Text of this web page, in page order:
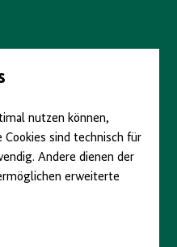
nutzen können,
Cookies sind technisch für
Andere dienen der
erweiterte